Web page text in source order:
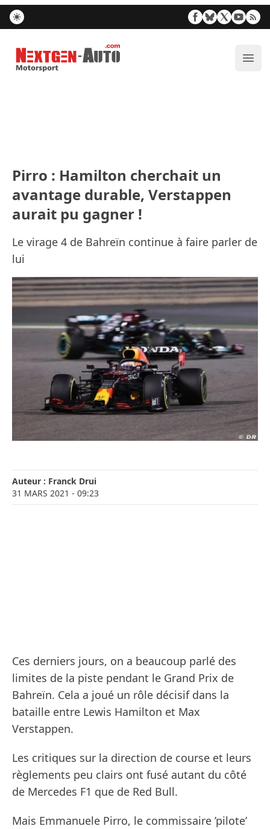
Nextgen-Auto.com
Pirro : Hamilton cherchait un
avantage durable, Verstappen
aurait pu gagner !
Le virage 4 de Bahreïn continue à faire parler de
lui
Auteur : Franck Drui
31 MARS 2021 - 09:23
Ces derniers jours, on a beaucoup parlé des
limites de la piste pendant le Grand Prix de
Bahreïn. Cela a joué un rôle décisif dans la
bataille entre Lewis Hamilton et Max
Verstappen.
Les critiques sur la direction de course et leurs
règlements peu clairs ont fusé autant du côté
de Mercedes F1 que de Red Bull.
Mais Emmanuele Pirro, le commissaire ’pilote’